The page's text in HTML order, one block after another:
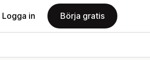
Logga in Börja gratis